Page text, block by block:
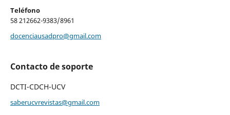
Teléfono
58 212662-9383/8961
docenciausadpro@gmail.com
Contacto de soporte
DCTI-CDCH-UCV
saberucvrevistas@gmail.com